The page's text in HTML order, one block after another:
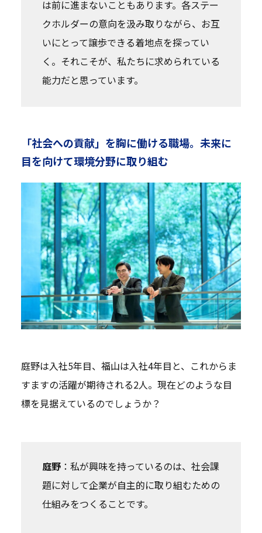
は前に進まないこともあります。各ステー
クホルダーの意向を汲み取りながら、お互
いにとって譲歩できる着地点を探ってい
く。それこそが、私たちに求められている
能力だと思っています。
「社会への貢献」を胸に働ける職場。未来に
目を向けて環境分野に取り組む
庭野は入社5年目、福山は入社4年目と、これからま
すますの活躍が期待される2人。現在どのような目
標を見据えているのでしょうか？
庭野：私が興味を持っているのは、社会課
題に対して企業が自主的に取り組むための
仕組みをつくることです。